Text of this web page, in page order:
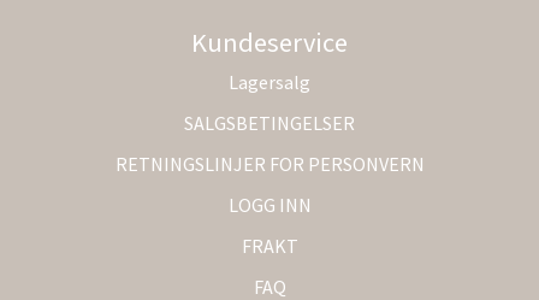
Kundeservice
Lagersalg
SALGSBETINGELSER
RETNINGSLINJER FOR PERSONVERN
LOGG INN
FRAKT
FAQ